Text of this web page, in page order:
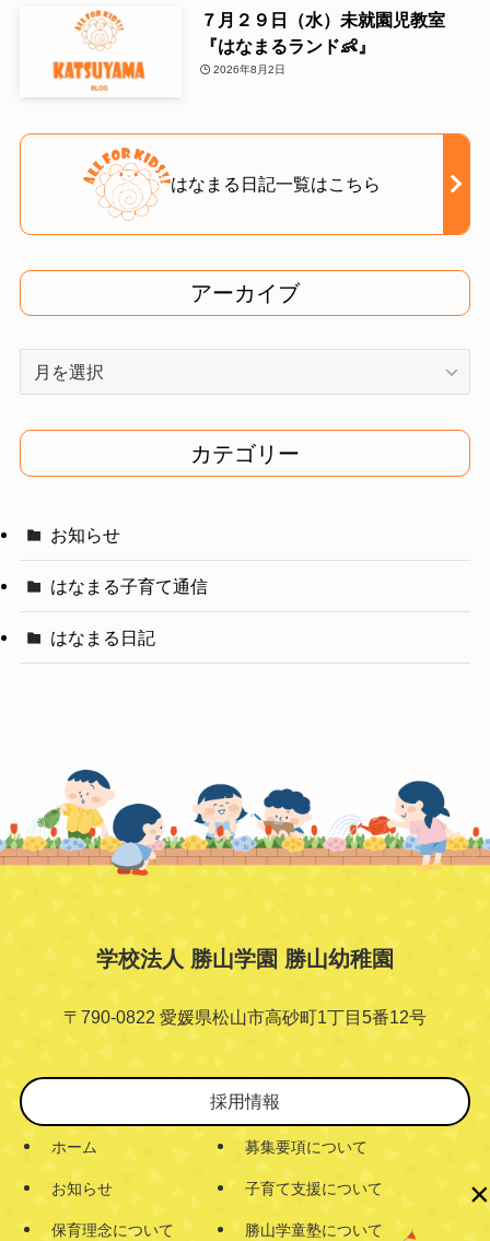
７月２９日（水）未就園児教室
『はなまるランド👶』
2026年8月2日
はなまる日記一覧はこちら
アーカイブ
イ
ブ
カテゴリー
お知らせ
はなまる子育て通信
はなまる日記
学校法人 勝山学園 勝山幼稚園
〒790-0822 愛媛県松山市高砂町1丁目5番12号
採用情報
ホーム
お知らせ
保育理念について
募集要項について
子育て支援について
勝山学童塾について
×